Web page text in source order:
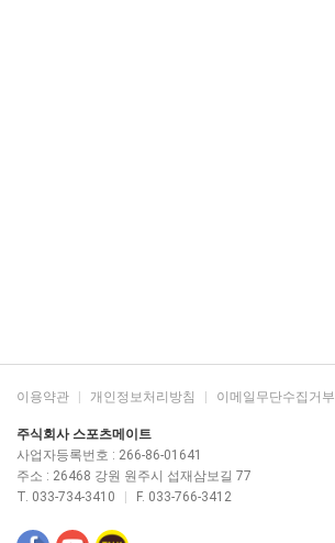
이용약관 개인정보처리방침 이메일무단수집거부
주식회사 스포츠메이트
사업자등록번호 : 266-86-01641
주소 : 26468 강원 원주시 섭재삼보길 77
T. 033-734-3410
F. 033-766-3412